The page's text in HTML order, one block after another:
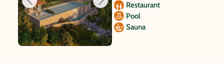
Restaurant
Pool
Sauna